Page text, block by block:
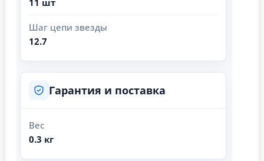
11 шт
Шаг цепи звезды
12.7
Гарантия и поставка
Вес
0.3 кг